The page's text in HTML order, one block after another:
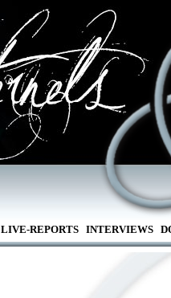
LIVE-REPORTS INTERVIEWS